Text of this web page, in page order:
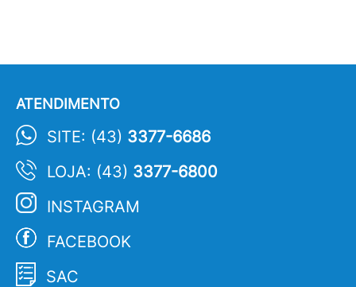
ATENDIMENTO
SITE: (43) 3377-6686
LOJA: (43) 3377-6800
INSTAGRAM
FACEBOOK
SAC